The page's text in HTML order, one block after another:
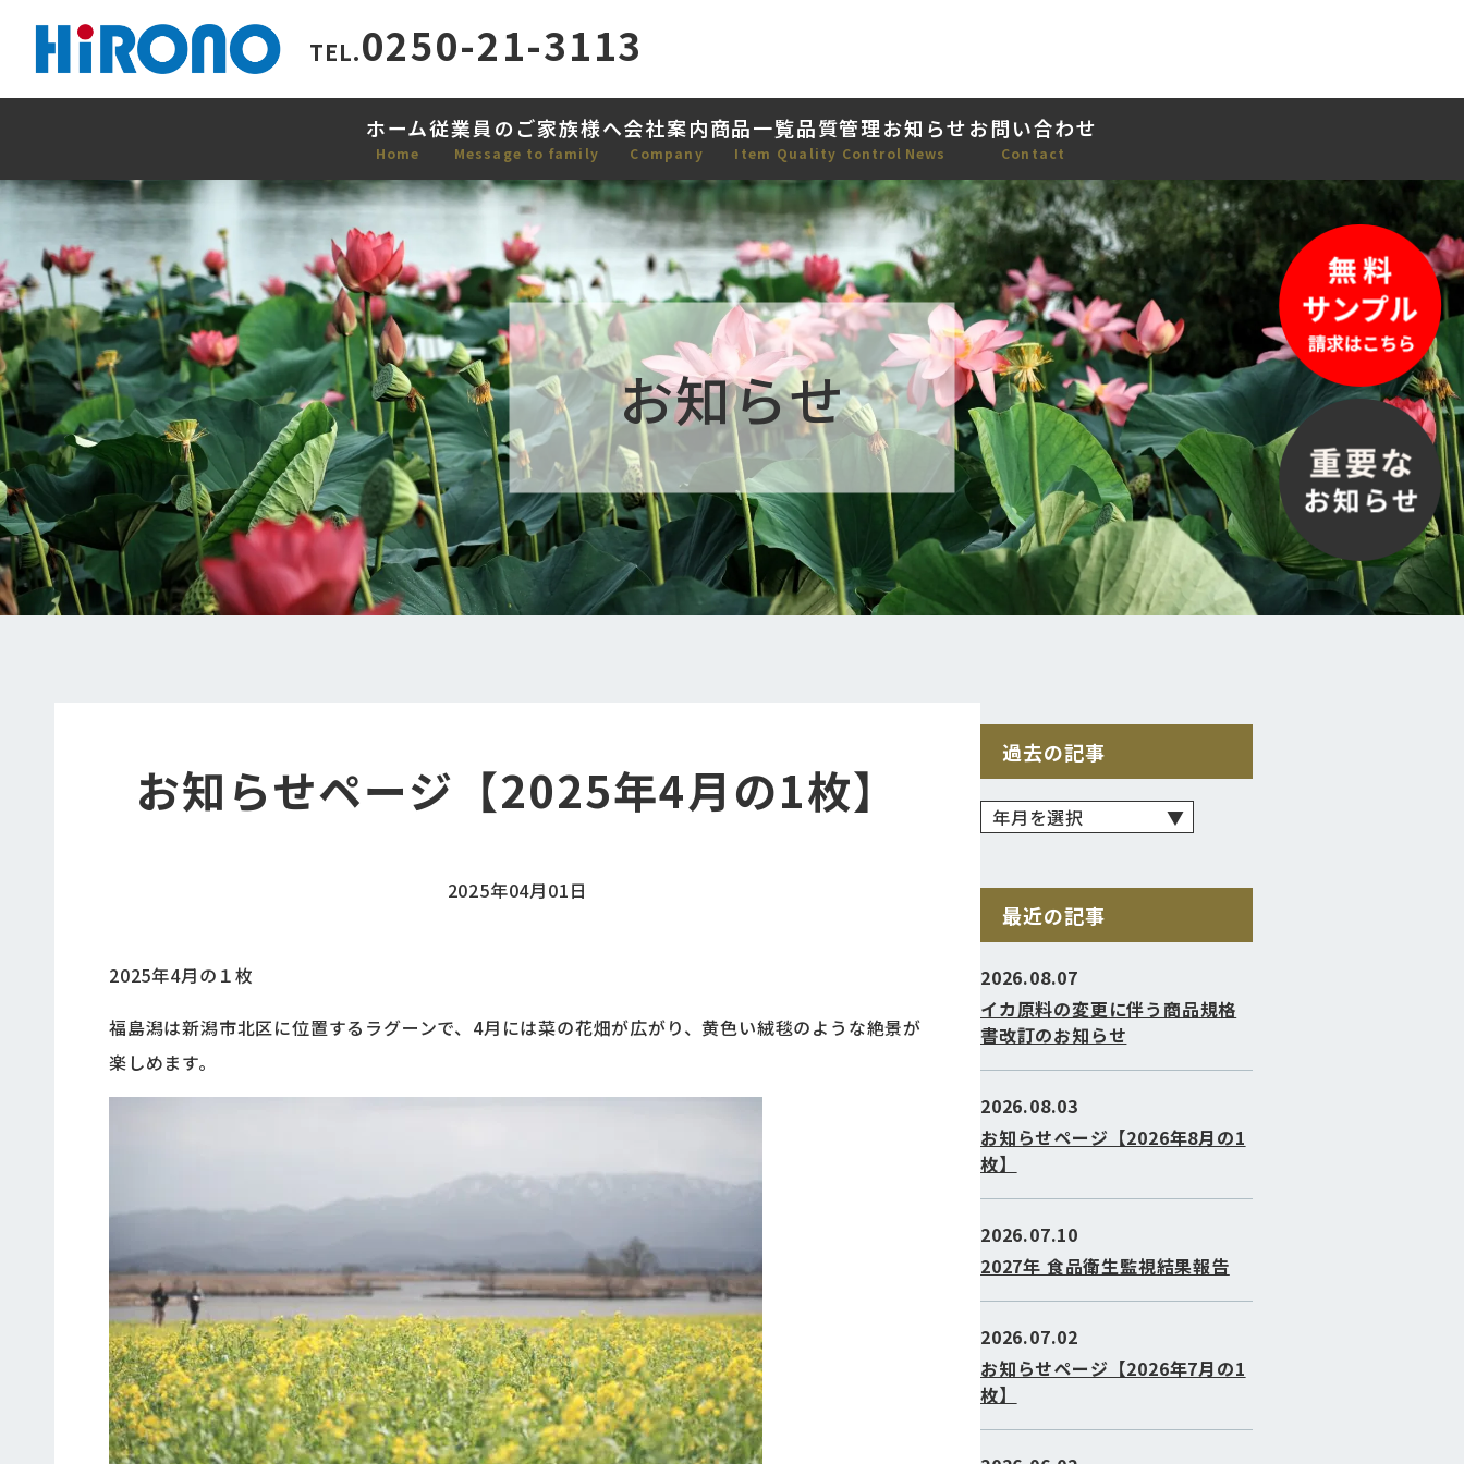
TEL.0250-21-3113
ホーム
Home
従業員のご家族様へ
Message to family
会社案内
Company
商品一覧
Item
品質管理
Quality Control
お知らせ
News
お問い合わせ
Contact
お知らせ
お知らせページ【2025年4月の1枚】
2025年04月01日
2025年4月の１枚
福島潟は新潟市北区に位置するラグーンで、4月には菜の花畑が広がり、黄色い絨毯のような絶景が
楽しめます。
過去の記事
最近の記事
2026.08.07
イカ原料の変更に伴う商品規格
書改訂のお知らせ
2026.08.03
お知らせページ【2026年8月の1
枚】
2026.07.10
2027年 食品衛生監視結果報告
2026.07.02
お知らせページ【2026年7月の1
枚】